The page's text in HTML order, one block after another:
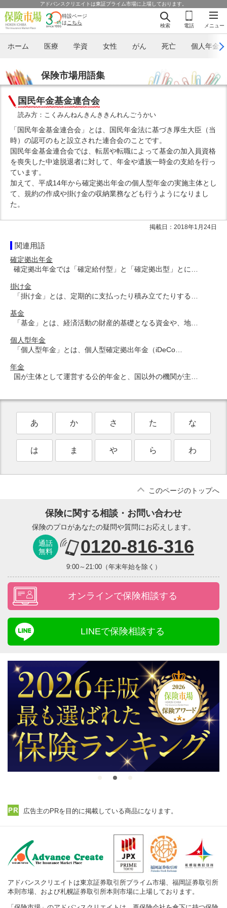
アドバンスクリエイトは東証プライム市場に上場しております。
メニュー
検索 電話
特設ページ
は こちら
ホーム 医療 学資 女性 がん 死亡 個人年金
保険市場用語集
国民年金基金連合会
読み方：こくみんねんきんききんれんごうかい
「国民年金基金連合会」とは、国民年金法に基づき厚生大臣（当
時）の認可のもと設立された連合会のことです。
国民年金基金連合会では、転居や転職によって基金の加入員資格
を喪失した中途脱退者に対して、年金や遺族一時金の支給を行っ
ています。
加えて、平成14年から確定拠出年金の個人型年金の実施主体とし
て、規約の作成や掛け金の収納業務なども行うようになりまし
た。
掲載日：2018年1月24日
関連用語
確定拠出年金
確定拠出年金では「確定給付型」と「確定拠出型」とに…
掛け金
「掛け金」とは、定期的に支払ったり積み立てたりする…
基金
「基金」とは、経済活動の財産的基礎となる資金や、地…
個人型年金
「個人型年金」とは、個人型確定拠出年金（iDeCo…
年金
国が主体として運営する公的年金と、国以外の機関が主…
あ か さ た な
は ま や ら わ
このページのトップへ
保険に関する相談・お問い合わせ
保険のプロがあなたの疑問や質問にお応えします。
通話
無料
0120-816-316
9:00～21:00（年末年始を除く）
オンラインで保険相談する
LINEで保険相談する
広告主のPRを目的に掲載している商品になります。
アドバンスクリエイトは東京証券取引所プライム市場、福岡証券取引所
本則市場、および札幌証券取引所本則市場に上場しております。